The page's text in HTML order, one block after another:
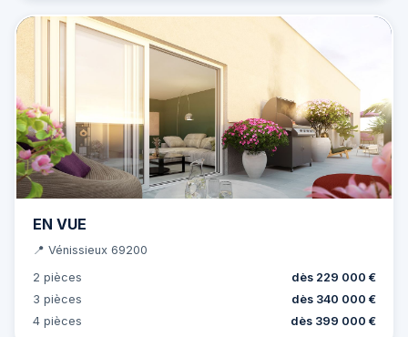
EN VUE
📍 Vénissieux 69200
2 pièces
dès 229 000 €
3 pièces
dès 340 000 €
4 pièces
dès 399 000 €